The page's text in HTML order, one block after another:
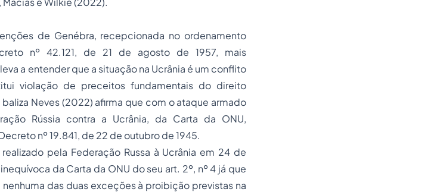
de Genébra, recepcionada no ordenamento
nº 42.121, de 21 de agosto de 1957, mais
a entender que a situação na Ucrânia é um conflito
violação de preceitos fundamentais do direito
Neves (2022) afirma que com o ataque armado
Rússia contra a Ucrânia, da Carta da ONU,
nº 19.841, de 22 de outubro de 1945.
pela Federação Russa à Ucrânia em 24 de
da Carta da ONU do seu art. 2º, nº 4 já que
das duas exceções à proibição previstas na